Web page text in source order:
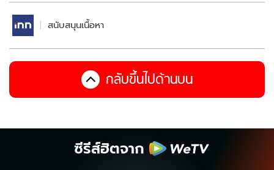
สนับสนุนเนื้อหา
กลับขึ้นไปด้านบน
ซีรีส์ฮิตจาก